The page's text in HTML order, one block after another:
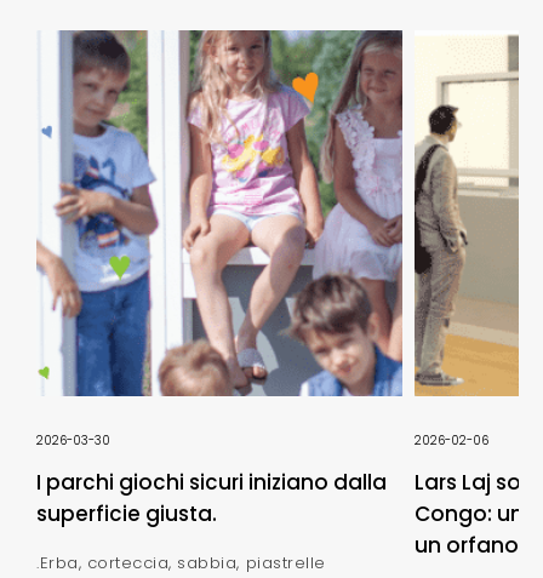
2026-03-30
I parchi giochi sicuri iniziano dalla
superficie giusta.
.Erba, corteccia, sabbia, piastrelle
2026-02-06
Lars Laj
Congo: un
un